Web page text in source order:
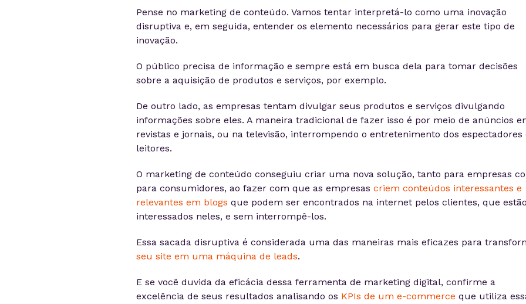
Pense no marketing de conteúdo. Vamos tentar interpretá-lo como uma inovação
disruptiva e, em seguida, entender os elemento necessários para gerar este tipo de
inovação.
O público precisa de informação e sempre está em busca dela para tomar decisões
sobre a aquisição de produtos e serviços, por exemplo.
De outro lado, as empresas tentam divulgar seus produtos e serviços divulgando
informações sobre eles. A maneira tradicional de fazer isso é por meio de anúncios
revistas e jornais, ou na televisão, interrompendo o entretenimento dos espectadores
leitores.
O marketing de conteúdo conseguiu criar uma nova solução, tanto para empresas
para consumidores, ao fazer com que as empresas criem conteúdos interessantes e
relevantes em blogs que podem ser encontrados na internet pelos clientes, que estão
interessados neles, e sem interrompê-los.
Essa sacada disruptiva é considerada uma das maneiras mais eficazes para
seu site em uma máquina de leads.
E se você duvida da eficácia dessa ferramenta de marketing digital, confirme a
excelência de seus resultados analisando os KPIs de um e-commerce que utiliza